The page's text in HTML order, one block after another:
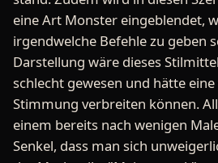
eine Art Monster eingeblendet,
irgendwelche Befehle zu geben
Darstellung wäre dieses
schlecht gewesen und hätte
Stimmung verbreiten können.
einem bereits nach wenigen
Senkel, dass man sich